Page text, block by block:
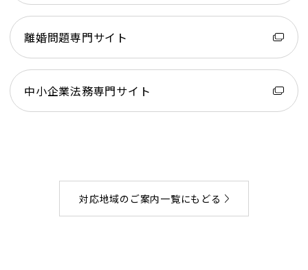
離婚問題専門サイト
中小企業法務専門サイト
対応地域のご案内一覧にもどる